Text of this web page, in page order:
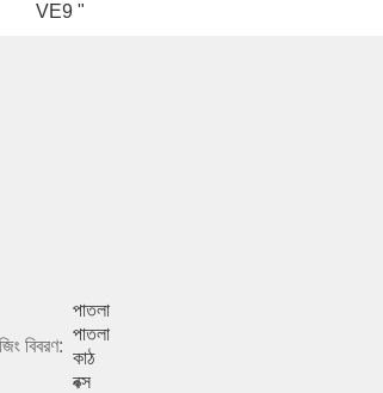
VE9 "
বিবরণ:
পাতলা
পাতলা
কাঠ
বক্স